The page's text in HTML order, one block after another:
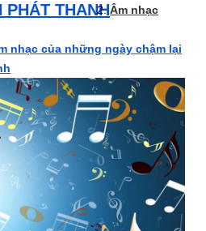
PHÁT THANHÂm nhạc
nhạc của những ngày chậm lại